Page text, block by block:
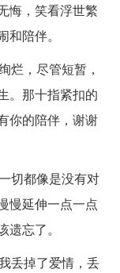
悔，笑看浮世繁
陪伴。
烂，尽管短暂，
。那十指紧扣的
你的陪伴，谢谢
切都像是没有对
慢延伸一点一点
忘了。
丢掉了爱情，丢